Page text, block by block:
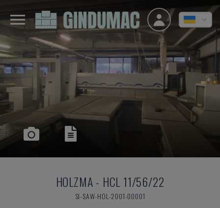
HOLZMA- HCL 11/56/22
SI-SAW-HOL-2001-00001